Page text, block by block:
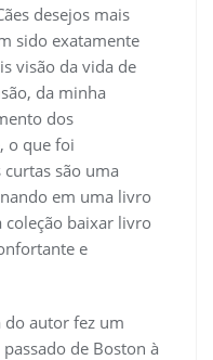
desejos mais
sido exatamente
visão da vida de
da minha
dos
o que foi
são uma
em uma livro
coleção baixar livro
e
autor fez um
de Boston à